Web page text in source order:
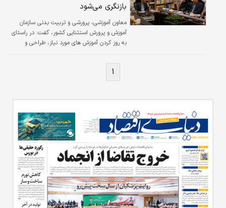
بازنگری می‌شود
معاون آموزشی، پرورشی و تربیت بدنی سازمان
آموزش و پرورش استثنایی کشور، گفت: در راستای
به روز کردن آموزش های مورد نیاز، طراحی و
در دستور کار است.
۱